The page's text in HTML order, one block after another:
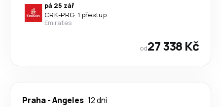
pá 25 zář
CRK-PRG· 1 přestup
Emirates
od27 338 Kč
Praha-Angeles 12 dni